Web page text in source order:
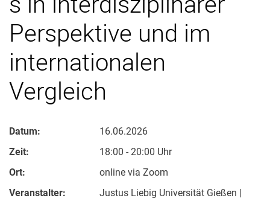
Perspektive und im
internationalen
Vergleich
Datum:
16.06.2026
Zeit:
18:00 - 20:00 Uhr
Ort:
online via Zoom
Veranstalter:
Justus Liebig Universität Gießen |